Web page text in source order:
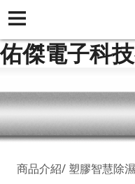
佑傑電子科
商品介紹 塑膠智慧除